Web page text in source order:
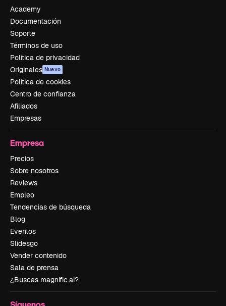
Academy
Documentación
Soporte
Términos de uso
Política de privacidad
Originales Nuevo
Política de cookies
Centro de confianza
Afiliados
Empresas
Empresa
Precios
Sobre nosotros
Reviews
Empleo
Tendencias de búsqueda
Blog
Eventos
Slidesgo
Vender contenido
Sala de prensa
¿Buscas magnific.ai?